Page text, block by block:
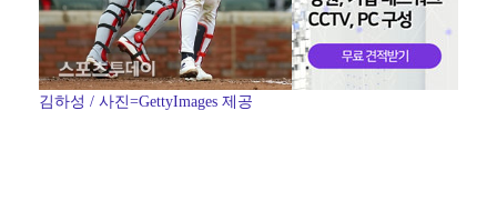
김하성 / 사진=GettyImages 제공